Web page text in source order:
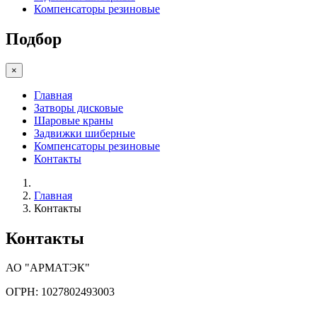
Компенсаторы резиновые
Подбор
×
Главная
Затворы дисковые
Шаровые краны
Задвижки шиберные
Компенсаторы резиновые
Контакты
Главная
Контакты
Контакты
АО "АРМАТЭК"
ОГРН: 1027802493003